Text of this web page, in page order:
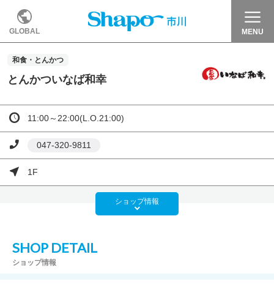
GLOBAL MENU
和食・とんかつ
とんかついなば和幸
11:00～22:00(L.O.21:00)
047-320-9811
1F
ショップ情報
SHOP DETAIL
ショップ情報